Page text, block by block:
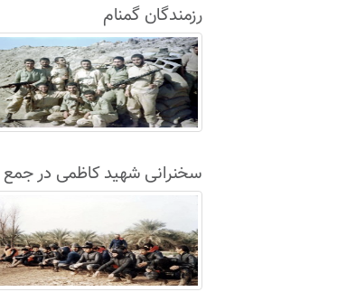
رزمندگان گمنام
سخنرانی شهید کاظمی در جمع
غواصان لشکر8+فیلم